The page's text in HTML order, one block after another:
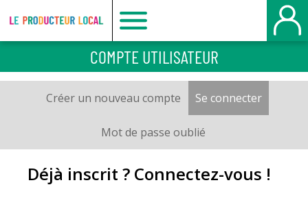
Le
producteur
local
Le
COMPTE UTILISATEUR
OngletsCréer un nouveau compte Se connecter(onglet
Mot de passe oublié
Déjà inscrit ? Connectez-vous !